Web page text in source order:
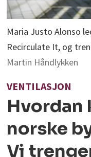
Maria Justo Alonso
Recirculate It, og
Martin Håndlykken
VENTILASJON
Hvordan
norske
Vi